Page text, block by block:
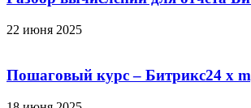
22 июня 2025
Пошаговый курс – Битрикс24 х